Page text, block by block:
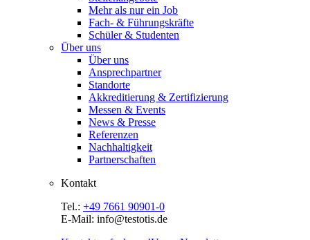
Mehr als nur ein Job
Fach- & Führungskräfte
Schüler & Studenten
Über uns
Über uns
Ansprechpartner
Standorte
Akkreditierung & Zertifizierung
Messen & Events
News & Presse
Referenzen
Nachhaltigkeit
Partnerschaften
Kontakt
Tel.: +49 7661 90901-0
E-Mail: info@testotis.de